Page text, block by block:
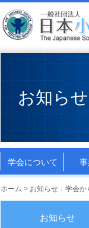
お知らせ
学会について
ホーム > お知らせ：学会
お知らせ